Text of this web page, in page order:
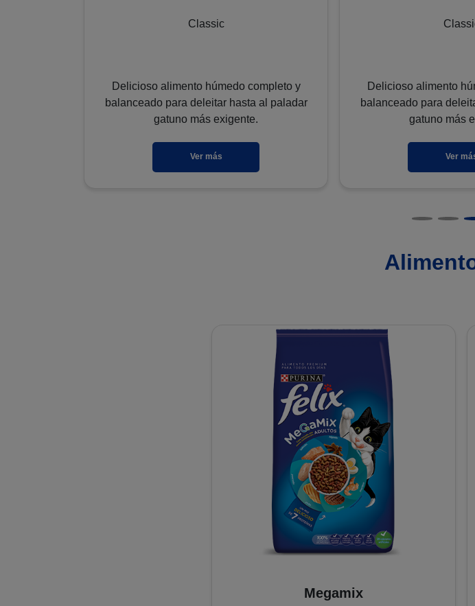
Classic
Delicioso alimento húmedo completo y
balanceado para deleitar hasta al paladar
gatuno más exigente.
Ver más
Delicioso alimento
balanceado para
gatuno más
Ver
Megamix